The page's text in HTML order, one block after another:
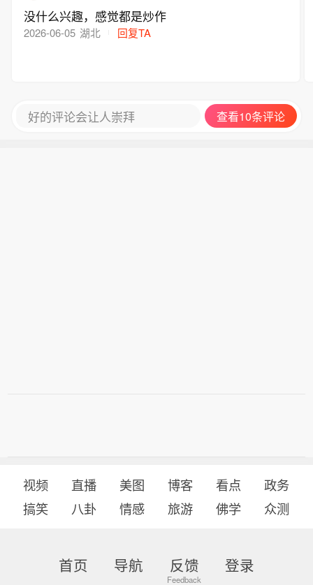
没什么兴趣，感觉都是炒作
2026-06-05 湖北 回复TA
好的评论会让人崇拜 查看10条评论
视频 直播 美图 博客 看点
政务
搞笑
八卦 情感 旅游 佛学 众测
首页 导航 反馈 登录